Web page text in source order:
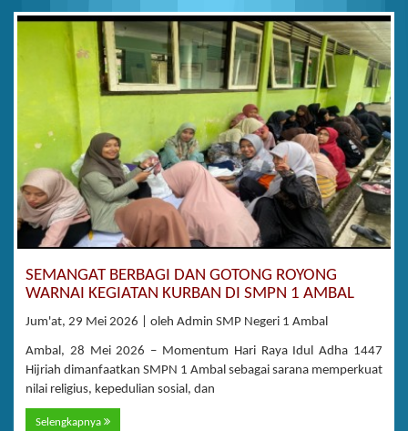
SEMANGAT BERBAGI DAN GOTONG ROYONG
WARNAI KEGIATAN KURBAN DI SMPN 1 AMBAL
Jum'at, 29 Mei 2026 | oleh Admin SMP Negeri 1 Ambal
Ambal, 28 Mei 2026 – Momentum Hari Raya Idul Adha 1447
Hijriah dimanfaatkan SMPN 1 Ambal sebagai sarana memperkuat
nilai religius, kepedulian sosial, dan
Selengkapnya